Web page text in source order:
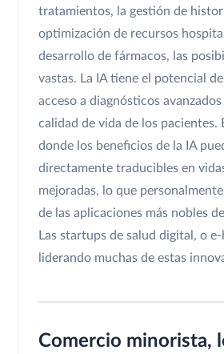
tratamientos, la gestión de
optimización de recursos
desarrollo de fármacos, las
vastas. La IA tiene el potencial
acceso a diagnósticos
calidad de vida de los pacientes.
donde los beneficios de la IA
directamente traducibles en
mejoradas, lo que
de las aplicaciones más nobles
Las startups de salud digital, o
liderando muchas de estas
Comercio minorista,